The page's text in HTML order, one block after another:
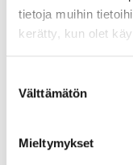
tietoja muihin
kerätty, kun olet
valinta
Välttämätön
Mieltymykset
03.06.2026